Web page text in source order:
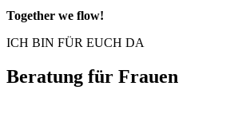
Together we flow!
ICH BIN FÜR EUCH DA
Beratung für Frauen